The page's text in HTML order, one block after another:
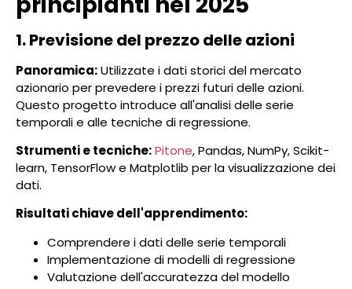
1. Previsione del prezzo delle azioni
Panoramica:Utilizzate i dati storici del mercato
azionario per prevedere i prezzi futuri delle azioni.
Questo progetto introduce all'analisi delle serie
temporali e alle tecniche di regressione.
Strumenti e tecniche:Pitone, Pandas, NumPy, Scikit-
learn, TensorFlow e Matplotlib per la visualizzazione dei
dati.
Risultati chiave dell'apprendimento:
Comprendere i dati delle serie temporali
Implementazione di modelli di regressione
Valutazione dell'accuratezza del modello